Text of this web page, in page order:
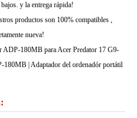
y la entrega rápida!
productos son 100% compatibles ,
nueva!
ADP-180MB para Acer Predator 17 G9-
| Adaptador del ordenadór portátil